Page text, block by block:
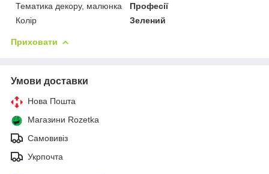
Тематика декору, малюнка
Професії
Колір
Зелений
Приховати
Умови доставки
Нова Пошта
Магазини Rozetka
Самовивіз
Укрпочта